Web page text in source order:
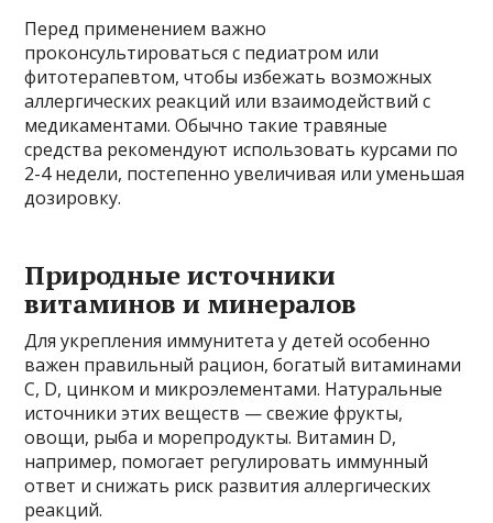
Перед применением важно
проконсультироваться с педиатром или
фитотерапевтом, чтобы избежать возможных
аллергических реакций или взаимодействий с
медикаментами. Обычно такие травяные
средства рекомендуют использовать курсами по
2-4 недели, постепенно увеличивая или уменьшая
дозировку.
Природные источники
витаминов и минералов
Для укрепления иммунитета у детей особенно
важен правильный рацион, богатый витаминами
C, D, цинком и микроэлементами. Натуральные
источники этих веществ — свежие фрукты,
овощи, рыба и морепродукты. Витамин D,
например, помогает регулировать иммунный
ответ и снижать риск развития аллергических
реакций.